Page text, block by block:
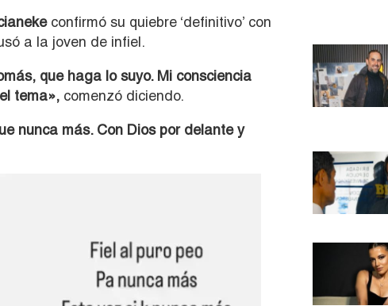
confirmó su quiebre ‘definitivo’ con
a la joven de infiel.
que haga lo suyo. Mi consciencia
tema», comenzó diciendo.
nunca más. Con Dios por delante y